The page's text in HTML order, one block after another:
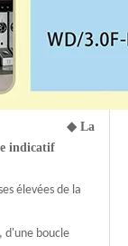
La
indicatif
élevées de la
d'une boucle